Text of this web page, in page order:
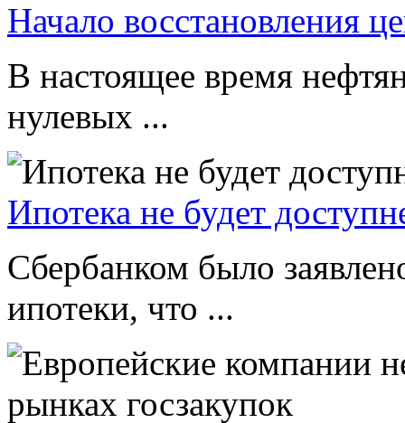
Начало восстановления
В настоящее время
нулевых ...
Ипотека не будет
Сбербанком было
ипотеки, что ...